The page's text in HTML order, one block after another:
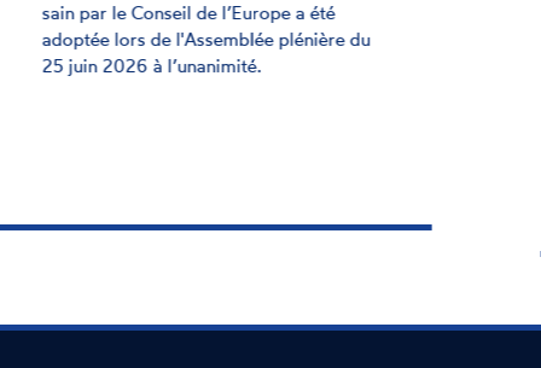
des États membres à reconnaître
rapidement le droit à un environnement
sain dans le cadre d’un instrument